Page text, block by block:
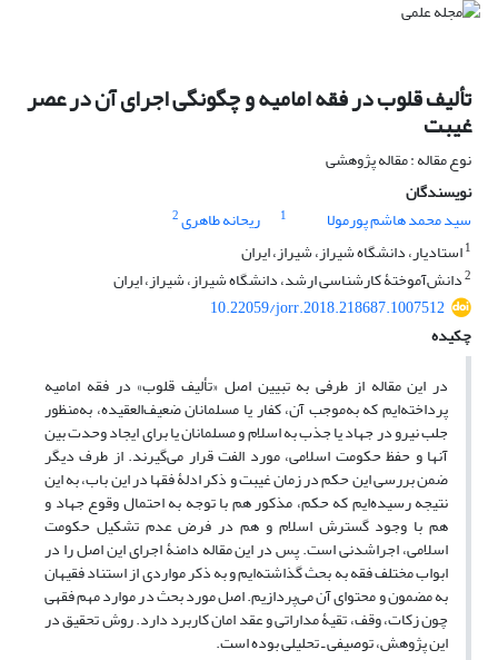
تألیف قلوب در فقه امامیه و چگونگی اجرای آن در عصر
غیبت
نوع مقاله : مقاله پژوهشی
نویسندگان
سید محمد هاشم پورمولا
1 ریحانه طاهری2
1استادیار، دانشگاه شیراز، شیراز، ایران
2دانش‌آموختۀ کارشناسی ارشد، دانشگاه شیراز، شیراز، ایران
10.22059/jorr.2018.218687.1007512
چکیده
در این مقاله از طرفی به تبیین اصل «تألیف قلوب» در فقه امامیه
پرداخته‌ایم که به‌موجب آن، کفار یا مسلمانان ضعیف‌العقیده، به‌منظور
جلب نیرو در جهاد یا جذب به اسلام و مسلمانان یا برای ایجاد وحدت بین
آنها و حفظ حکومت اسلامی، مورد الفت قرار می‌گیرند. از طرف دیگر
ضمن بررسی این حکم در زمان غیبت و ذکر ادلۀ فقها در این باب، به این
نتیجه رسیده‌ایم که حکم، مذکور هم با توجه به احتمال وقوع جهاد و
هم با وجود گسترش اسلام و هم در فرض عدم تشکیل حکومت
اسلامی، اجراشدنی است. پس در این مقاله دامنۀ اجرای این اصل را در
ابواب مختلف فقه به بحث گذاشته‌ایم و به ذکر مواردی از استناد فقیهان
به مضمون و محتوای آن می‌پردازیم. اصل مورد بحث در موارد مهم فقهی
چون زکات، وقف، تقیۀ مداراتی و عقد امان کاربرد دارد. روش تحقیق در
این پژوهش، توصیفی ـ تحلیلی بوده است.